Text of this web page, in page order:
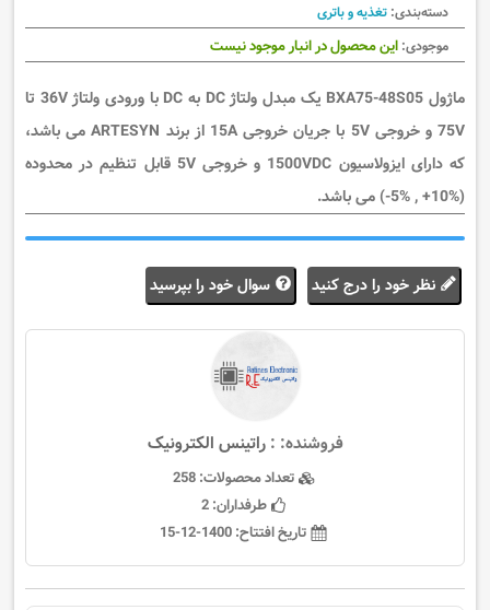
دسته‌بندی: تغذیه و باتری
موجودی: این محصول در انبار موجود نیست
ماژول BXA75-48S05 یک مبدل ولتاژ DC به DC با ورودی ولتاژ 36V تا
75V و خروجی 5V با جریان خروجی 15A از برند ARTESYN می باشد،
که دارای ایزولاسیون 1500VDC و خروجی 5V قابل تنظیم در محدوده
(%10+ , %5-) می باشد.
نظر خود را درج کنید سوال خود را بپرسید
فروشنده: :راتینس الکترونیک
تعداد محصولات:258
طرفداران:2
تاریخ افتتاح:1400-12-15